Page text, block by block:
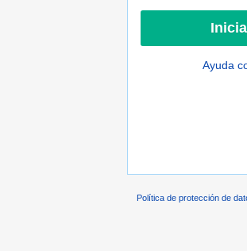
Ayuda
Política de protección de